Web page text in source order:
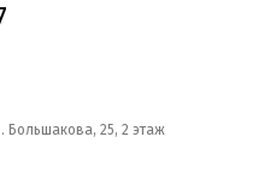
Большакова, 25, 2 этаж